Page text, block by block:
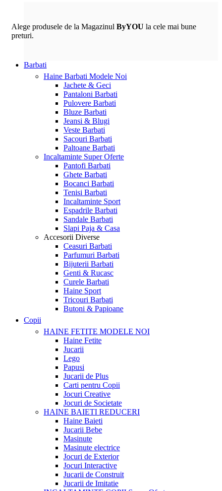
Alege produsele de la Magazinul ByYOU la cele mai bune
preturi.
Barbati
Haine Barbati Modele Noi
Jachete & Geci
Pantaloni Barbati
Pulovere Barbati
Bluze Barbati
Jeansi & Blugi
Veste Barbati
Sacouri Barbati
Paltoane Barbati
Incaltaminte Super Oferte
Pantofi Barbati
Ghete Barbati
Bocanci Barbati
Tenisi Barbati
Incaltaminte Sport
Espadrile Barbati
Sandale Barbati
Slapi Paja & Casa
Accesorii Diverse
Ceasuri Barbati
Parfumuri Barbati
Bijuterii Barbati
Genti & Rucasc
Curele Barbati
Haine Sport
Tricouri Barbati
Butoni & Papioane
Copii
HAINE FETITE MODELE NOI
Haine Fetite
Jucarii
Lego
Papusi
Jucarii de Plus
Carti pentru Copii
Jocuri Creative
Jocuri de Societate
HAINE BAIETI REDUCERI
Haine Baieti
Jucarii Bebe
Masinute
Masinute electrice
Jocuri de Exterior
Jocuri Interactive
Jucarii de Construit
Jucarii de Imitatie